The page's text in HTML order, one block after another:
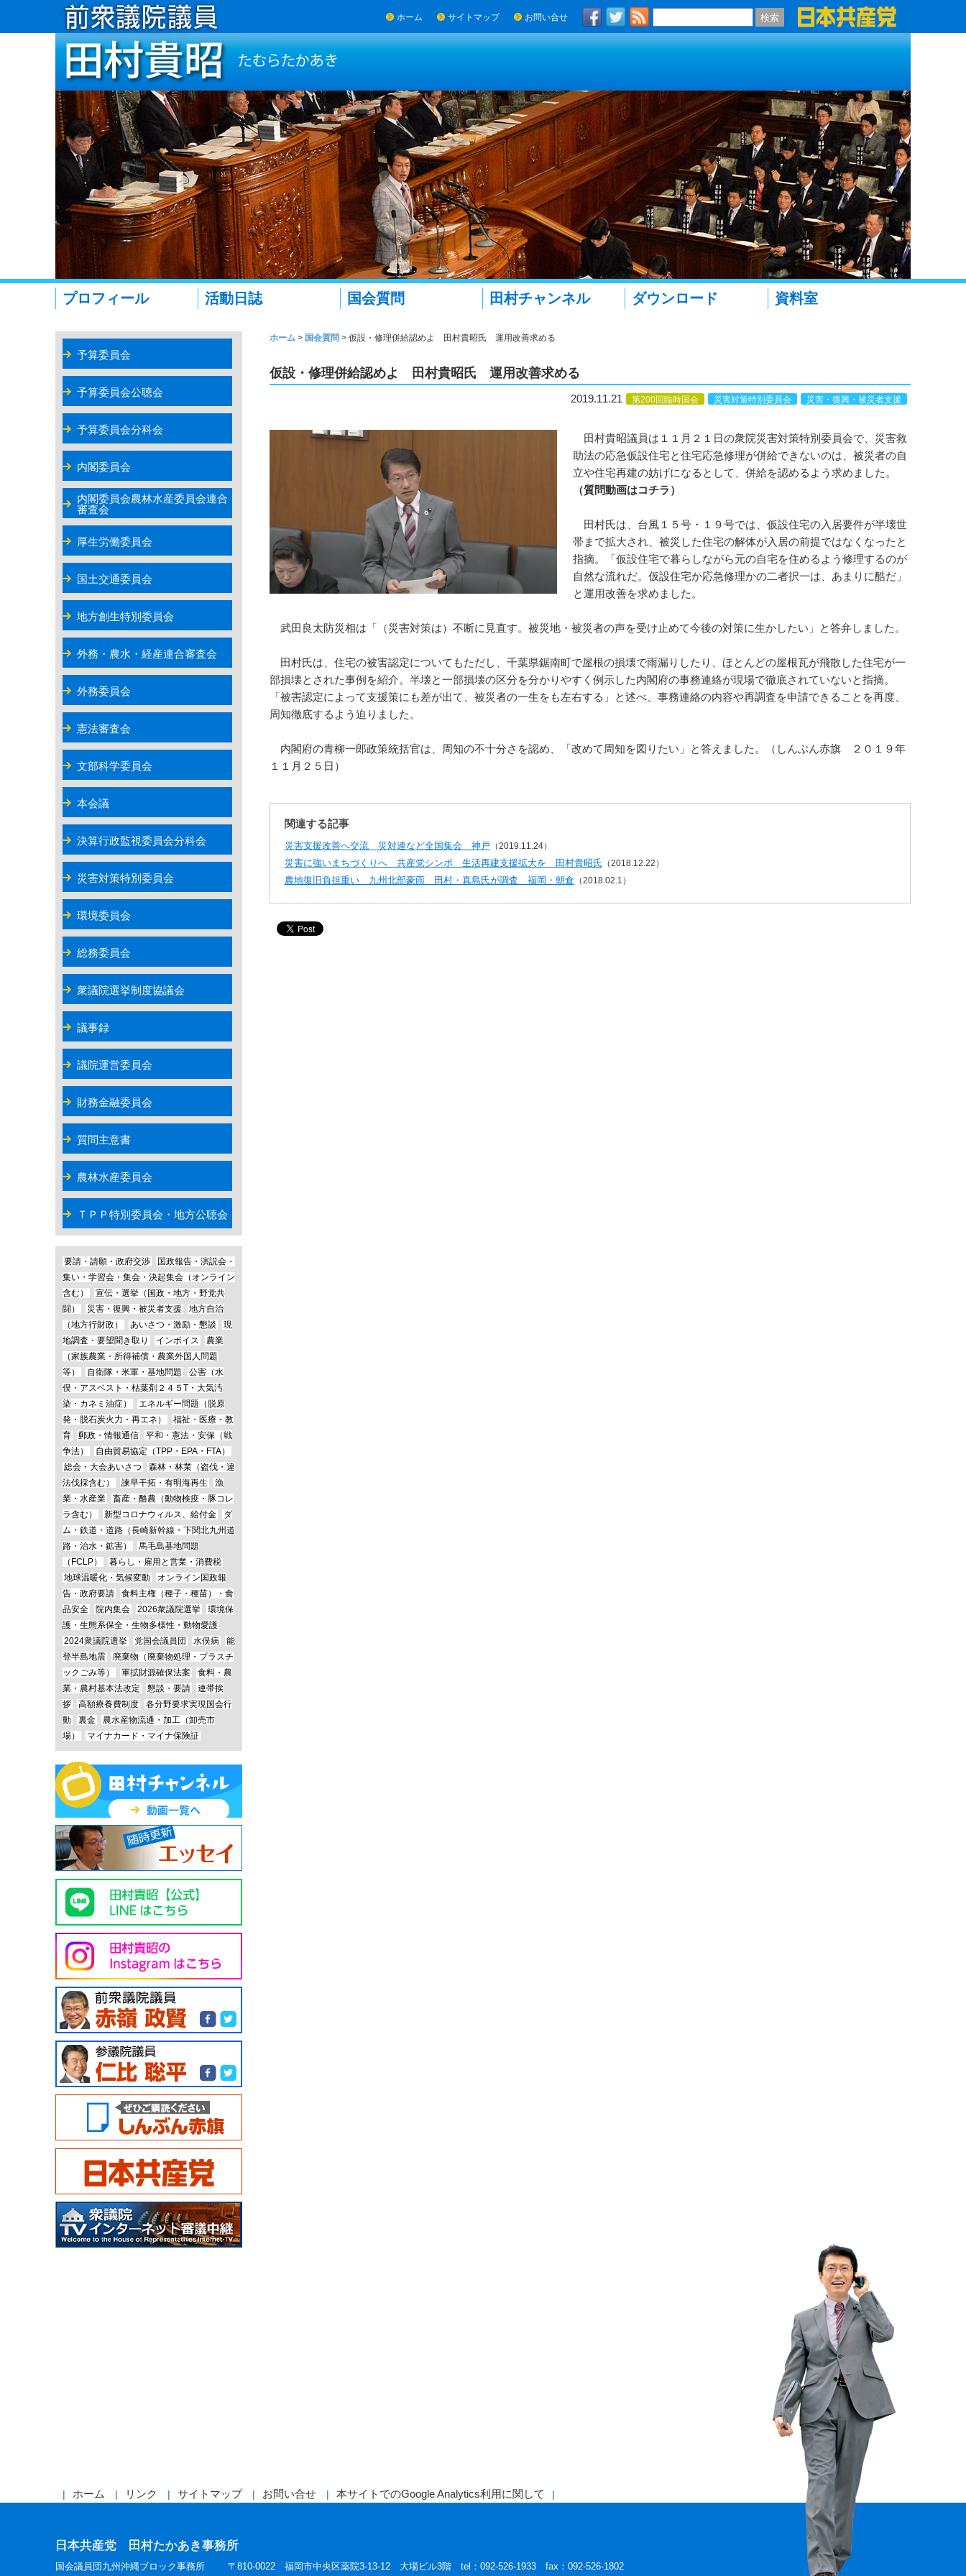
ホーム サイトマップ お問い合せ 検索
プロフィール 活動日誌 国会質問 田村チャンネル ダウンロード 資料室
ホーム> 国会質問 > 仮設・修理併給認めよ 田村貴昭氏 運用改善求める
仮設・修理併給認めよ 田村貴昭氏 運用改善求める
2019.11.21 第200回臨時国会 災害対策特別委員会 災害・復興・被災者支援
田村貴昭議員は１１月２１日の衆院災害対策特別委員会で、災害救
助法の応急仮設住宅と住宅応急修理が併給できないのは、被災者の自
立や住宅再建の妨げになるとして、併給を認めるよう求めました。
（質問動画はコチラ）
田村氏は、台風１５号・１９号では、仮設住宅の入居要件が半壊世
帯まで拡大され、被災した住宅の解体が入居の前提ではなくなったと
指摘。「仮設住宅で暮らしながら元の自宅を住めるよう修理するのが
自然な流れだ。仮設住宅か応急修理かの二者択一は、あまりに酷だ」
と運用改善を求めました。
武田良太防災相は「（災害対策は）不断に見直す。被災地・被災者の声を受け止めて今後の対策に生かしたい」と答弁しました。
田村氏は、住宅の被害認定についてもただし、千葉県鋸南町で屋根の損壊で雨漏りしたり、ほとんどの屋根瓦が飛散した住宅が一
部損壊とされた事例を紹介。半壊と一部損壊の区分を分かりやすく例示した内閣府の事務連絡が現場で徹底されていないと指摘。
「被害認定によって支援策にも差が出て、被災者の一生をも左右する」と述べ、事務連絡の内容や再調査を申請できることを再度、
周知徹底するよう迫りました。
内閣府の青柳一郎政策統括官は、周知の不十分さを認め、「改めて周知を図りたい」と答えました。（しんぶん赤旗 ２０１９年
１１月２５日）
関連する記事
災害支援改善へ交流 災対連など全国集会 神戸 （2019.11.24）
災害に強いまちづくりへ 共産党シンポ 生活再建支援拡大を 田村貴昭氏 （2018.12.22）
農地復旧負担重い 九州北部豪雨 田村・真島氏が調査 福岡・朝倉（2018.02.1）
予算委員会
予算委員会公聴会
予算委員会分科会
内閣委員会
内閣委員会農林水産委員会連合
審査会
厚生労働委員会
国土交通委員会
地方創生特別委員会
外務・農水・経産連合審査会
外務委員会
憲法審査会
文部科学委員会
本会議
決算行政監視委員会分科会
災害対策特別委員会
環境委員会
総務委員会
衆議院選挙制度協議会
議事録
議院運営委員会
財務金融委員会
質問主意書
農林水産委員会
ＴＰＰ特別委員会・地方公聴会
要請・請願・政府交渉
国政報告・演説会・
集い・学習会・集会・決起集会（オンライン
含む）
宣伝・選挙（国政・地方・野党共
闘）
災害・復興・被災者支援
地方自治
（地方行財政）
あいさつ・激励・懇談
現
地調査・要望聞き取り
インボイス
農業
（家族農業・所得補償・農業外国人問題
等）
自衛隊・米軍・基地問題
公害（水
俣・アスベスト・枯葉剤２４５T・大気汚
染・カネミ油症）
エネルギー問題（脱原
発・脱石炭火力・再エネ）
福祉・医療・教
育
郵政・情報通信
平和・憲法・安保（戦
争法）
自由貿易協定（TPP・EPA・FTA）
総会・大会あいさつ
森林・林業（盗伐・違
法伐採含む）
諫早干拓・有明海再生
漁
業・水産業
畜産・酪農（動物検疫・豚コレ
ラ含む）
新型コロナウィルス、給付金
ダ
ム・鉄道・道路（長崎新幹線・下関北九州道
路・治水・鉱害）
馬毛島基地問題
（FCLP）
暮らし・雇用と営業・消費税
地球温暖化・気候変動
オンライン国政報
告・政府要請
食料主権（種子・種苗）・食
品安全
院内集会 2026衆議院選挙
環境保
護・生態系保全・生物多様性・動物愛護
2024衆議院選挙
党国会議員団 水俣病
能
登半島地震
廃棄物（廃棄物処理・プラスチ
ックごみ等）
軍拡財源確保法案
食料・農
業・農村基本法改定
懇談・要請
連帯挨
拶
高額療養費制度
各分野要求実現国会行
動
裏金
農水産物流通・加工（卸売市
場）
マイナカード・マイナ保険証
ホーム リンク サイトマップ お問い合せ 本サイトでのGoogle Analytics利用に関して
日本共産党 田村たかあき事務所
国会議員団九州沖縄ブロック事務所 〒810-0022 福岡市中央区薬院3-13-12 大場ビル3階 tel：092-526-1933 fax：092-526-1802